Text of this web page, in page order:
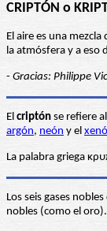
CRIPTÓN o
El aire es una
la atmósfera y a eso
- Gracias: Philippe
El criptón se refiere
argón, neón y el
La palabra griega
Los seis gases
nobles (como el oro).